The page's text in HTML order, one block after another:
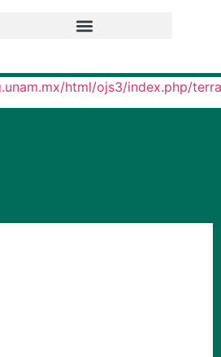
html/ojs3/index.php/